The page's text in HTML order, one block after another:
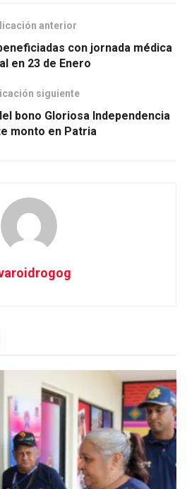
anterior
con jornada médica
en 23 de Enero
siguiente
bono Gloriosa Independencia
monto en Patria